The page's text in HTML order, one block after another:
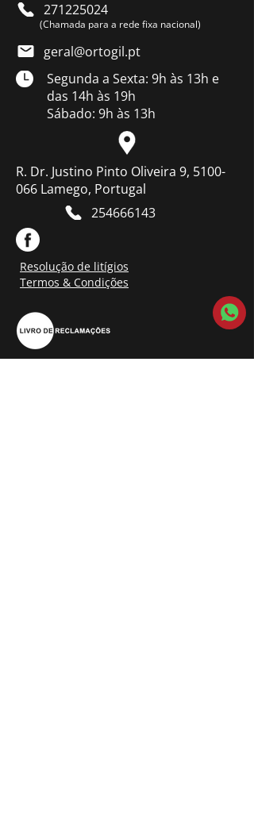
271225024
(Chamada para a rede fixa nacional)
geral@ortogil.pt
Segunda a Sexta: 9h às 13h e
das 14h às 19h
Sábado: 9h às 13h
R. Dr. Justino Pinto Oliveira 9, 5100-
066 Lamego, Portugal
254666143
Resolução de litígios
Termos & Condições